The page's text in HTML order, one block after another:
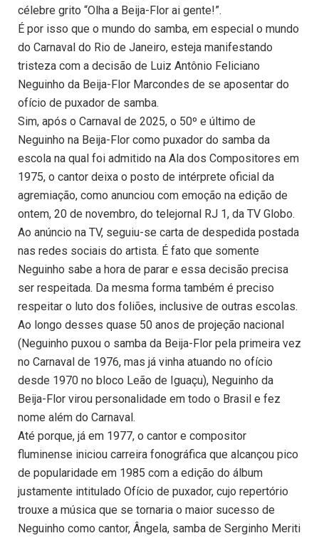
célebre grito “Olha a Beija-Flor ai gente!”.
É por isso que o mundo do samba, em especial o mundo
do Carnaval do Rio de Janeiro, esteja manifestando
tristeza com a decisão de Luiz Antônio Feliciano
Neguinho da Beija-Flor Marcondes de se aposentar do
ofício de puxador de samba.
Sim, após o Carnaval de 2025, o 50º e último de
Neguinho na Beija-Flor como puxador do samba da
escola na qual foi admitido na Ala dos Compositores em
1975, o cantor deixa o posto de intérprete oficial da
agremiação, como anunciou com emoção na edição de
ontem, 20 de novembro, do telejornal RJ 1, da TV Globo.
Ao anúncio na TV, seguiu-se carta de despedida postada
nas redes sociais do artista. É fato que somente
Neguinho sabe a hora de parar e essa decisão precisa
ser respeitada. Da mesma forma também é preciso
respeitar o luto dos foliões, inclusive de outras escolas.
Ao longo desses quase 50 anos de projeção nacional
(Neguinho puxou o samba da Beija-Flor pela primeira vez
no Carnaval de 1976, mas já vinha atuando no ofício
desde 1970 no bloco Leão de Iguaçu), Neguinho da
Beija-Flor virou personalidade em todo o Brasil e fez
nome além do Carnaval.
Até porque, já em 1977, o cantor e compositor
fluminense iniciou carreira fonográfica que alcançou pico
de popularidade em 1985 com a edição do álbum
justamente intitulado Ofício de puxador, cujo repertório
trouxe a música que se tornaria o maior sucesso de
Neguinho como cantor, Ângela, samba de Serginho Meriti